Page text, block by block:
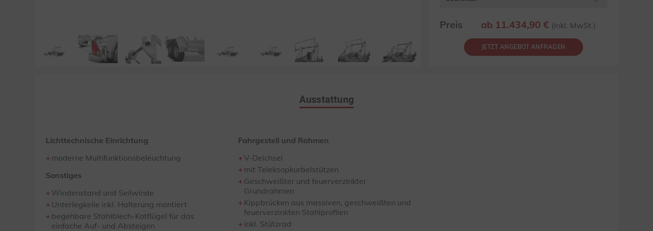
Preis ab 11.434,90 € (inkl. MwSt.)
JETZT ANGEBOT ANFRAGEN
Ausstattung
Lichttechnische Einrichtung
moderne Multifunktionsbeleuchtung
Sonstiges
Windenstand und Seilwinde
Unterlegkeile inkl. Halterung montiert
begehbare Stahlblech-Kotflügel für das
einfache Auf- und Absteigen
Fahrgestell und Rahmen
V-Deichsel
mit Teleksopkurbelstützen
Geschweißter und feuerverzinkter
Grundrahmen
Kippbrücken aus massiven, geschweißten und
feuerverzinkten Stahlprofilen
inkl. Stützrad